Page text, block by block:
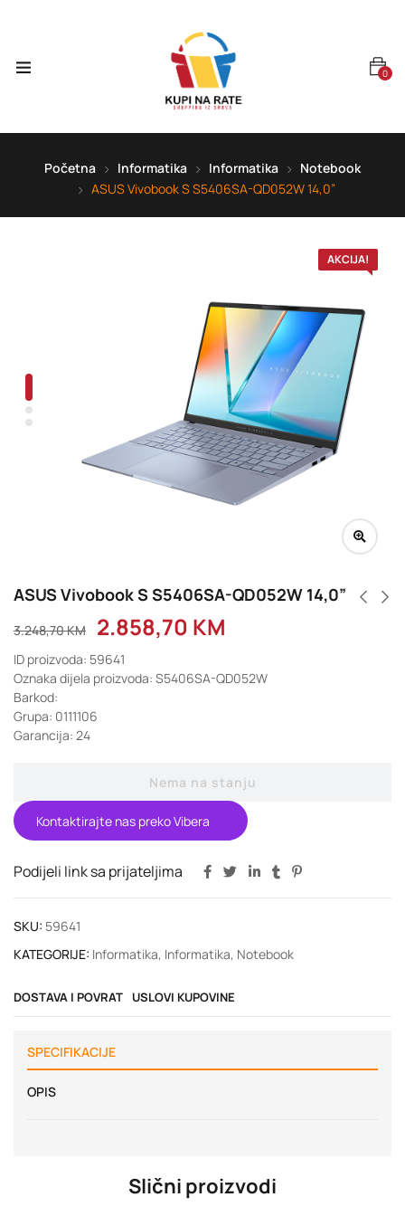
0
Početna Informatika Informatika
Notebook
ASUS Vivobook S S5406SA-QD052W 14,0”
AKCIJA!
ASUS Vivobook S S5406SA-QD052W 14,0”
3.248,70KM 2.858,70 KM
ID proizvoda: 59641
Oznaka dijela proizvoda: S5406SA-QD052W
Barkod:
Grupa: 0111106
Garancija: 24
Nema na stanju
Kontaktirajte nas preko Vibera
Podijeli link sa prijateljima
SKU: 59641
KATEGORIJE: Informatika, Informatika, Notebook
DOSTAVA I POVRAT USLOVI KUPOVINE
SPECIFIKACIJE
OPIS
Slični proizvodi